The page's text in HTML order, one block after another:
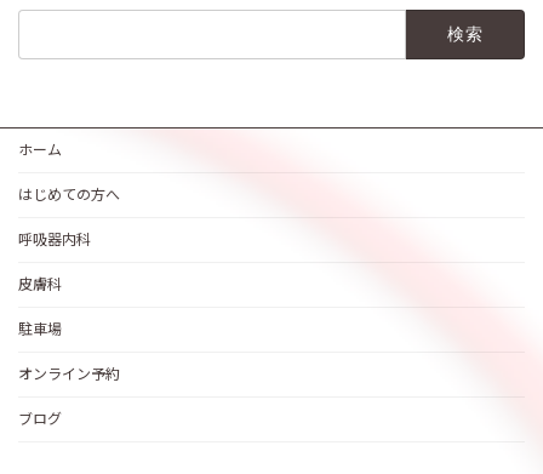
ホーム
はじめての方へ
呼吸器内科
皮膚科
駐車場
オンライン予約
ブログ